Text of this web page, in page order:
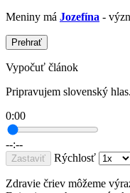
Meniny má Jozefína -
Prehrať
Vypočuť článok
Pripravujem slovenský
0:00
--:--
Zastaviť Rýchlosť
Zdravie čriev môžeme